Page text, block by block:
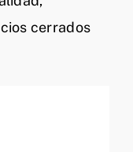
cerrados